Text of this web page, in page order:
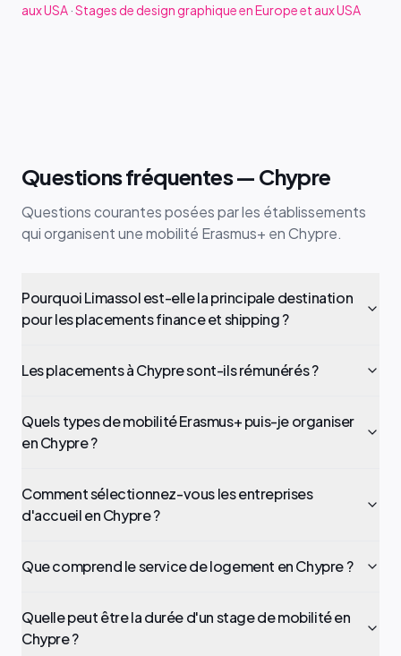
aux USA ·Stages de design graphique en Europe et aux USA
Questions fréquentes — Chypre
Questions courantes posées par les établissements
qui organisent une mobilité Erasmus+ en Chypre.
Pourquoi Limassol est-elle la principale destination
pour les placements finance et shipping ?
Les placements à Chypre sont-ils rémunérés ?
Quels types de mobilité Erasmus+ puis-je organiser
en Chypre ?
Comment sélectionnez-vous les entreprises
d'accueil en Chypre ?
Que comprend le service de logement en Chypre ?
Quelle peut être la durée d'un stage de mobilité en
Chypre ?